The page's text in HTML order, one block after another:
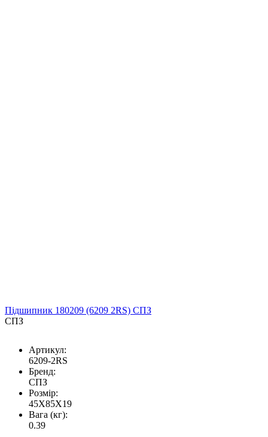
Підшипник 180209 (6209 2RS) СПЗ
СПЗ
Артикул:
6209-2RS
Бренд:
СПЗ
Розмір:
45X85X19
Вага (кг):
0.39